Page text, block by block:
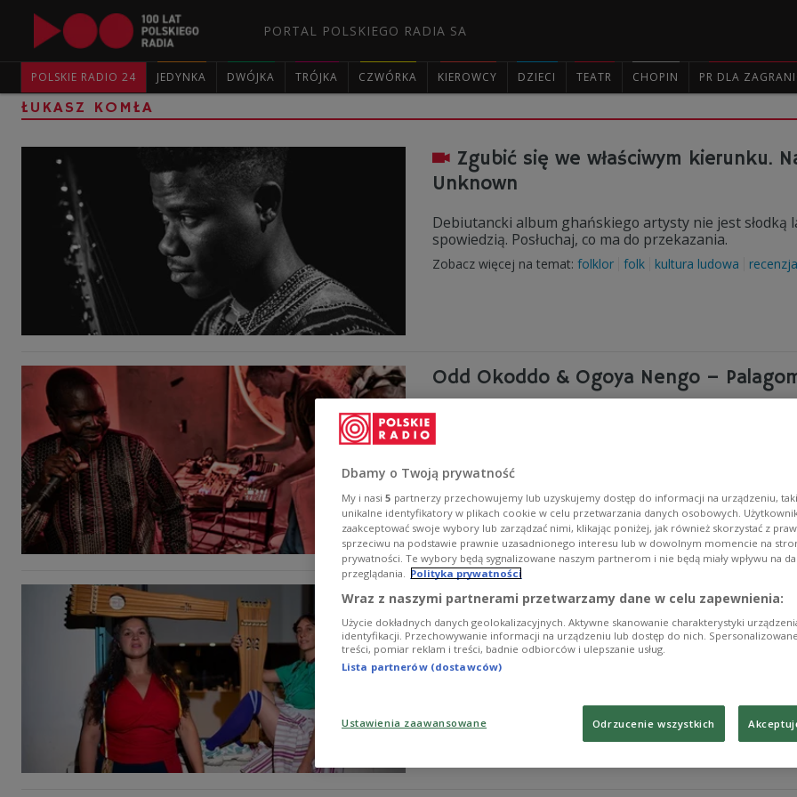
PORTAL POLSKIEGO RADIA SA
POLSKIE RADIO 24 JEDYNKA DWÓJKA TRÓJKA CZWÓRKA KIEROWCY DZIECI TEATR CHOPIN PR DLA
ŁUKASZ KOMŁA
Zgubić się we właściwym kierunku.
Unknown
Debiutancki album ghańskiego artysty nie jest słodką
spowiedzią. Posłuchaj, co ma do przekazania.
Zobacz więcej na temat: folklor folk kultura ludowa recenzja
Odd Okoddo & Ogoya Nengo –
Kenijsko-niemiecki duet Odd Okoddo tym razem
Cocanha - Flame Folclòre:
Na swoim trzecim - i jak dotąd najbardziej odważnym
obronie oksytańskiej tradycji.
Zobacz więcej na temat:
Dbamy o Twoją prywatność
My i nasi 5 partnerzy przechowujemy lub uzyskujemy dostęp do informacji na urządzeniu,
unikalne identyfikatory w plikach cookie w celu przetwarzania danych osobowych.
zaakceptować swoje wybory lub zarządzać nimi, klikając poniżej, jak również skorzystać z
sprzeciwu na podstawie prawnie uzasadnionego interesu lub w dowolnym momencie na
prywatności. Te wybory będą sygnalizowane naszym partnerom i nie będą miały wpływu na
przeglądania. Polityka prywatności
Wraz z naszymi partnerami przetwarzamy dane w celu zapewnienia:
Użycie dokładnych danych geolokalizacyjnych. Aktywne skanowanie charakterystyki
identyfikacji. Przechowywanie informacji na urządzeniu lub dostęp do nich.
treści, pomiar reklam i treści, badnie odbiorców i ulepszanie usług.
Lista partnerów (dostawców)
Ustawienia zaawansowane Odrzucenie wszystkich